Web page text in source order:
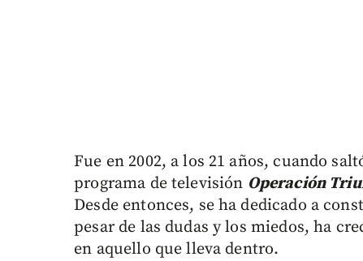
Fue en 2002, a los 21 años, cuando
programa de televisión Operación
Desde entonces, se ha dedicado a
pesar de las dudas y los miedos, ha
en aquello que lleva dentro.